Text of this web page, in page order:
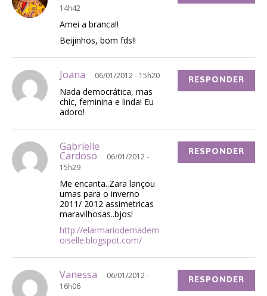
14h42
Amei a branca!!
Beijinhos, bom fds!!
Joana 06/01/2012 - 15h20
Nada democrática, mas
chic, feminina e linda! Eu
adoro!
RESPONDER
Gabrielle
Cardoso
06/01/2012 -
15h29
Me encanta..Zara lançou
umas para o inverno
2011/ 2012 assimetricas
maravilhosas..bjos!
http://elarmariodemadem
oiselle.blogspot.com/
RESPONDER
Vanessa
06/01/2012 -
16h06
RESPONDER